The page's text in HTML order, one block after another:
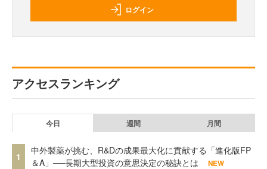
ログイン
アクセスランキング
今日 週間 月間
1
中外製薬が挑む、R&Dの成果最大化に貢献する「進化版FP
＆A」──長期大型投資の意思決定の秘訣とは
NEW